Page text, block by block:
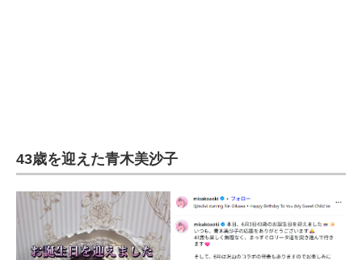
ちょっと気になるネットの話題
43歳を迎えた青木美沙子